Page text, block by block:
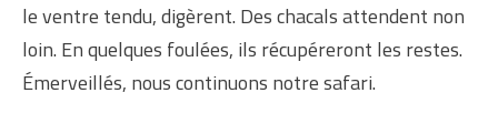
le ventre tendu, digèrent. Des chacals attendent non
loin. En quelques foulées, ils récupéreront les restes.
Émerveillés, nous continuons notre safari.